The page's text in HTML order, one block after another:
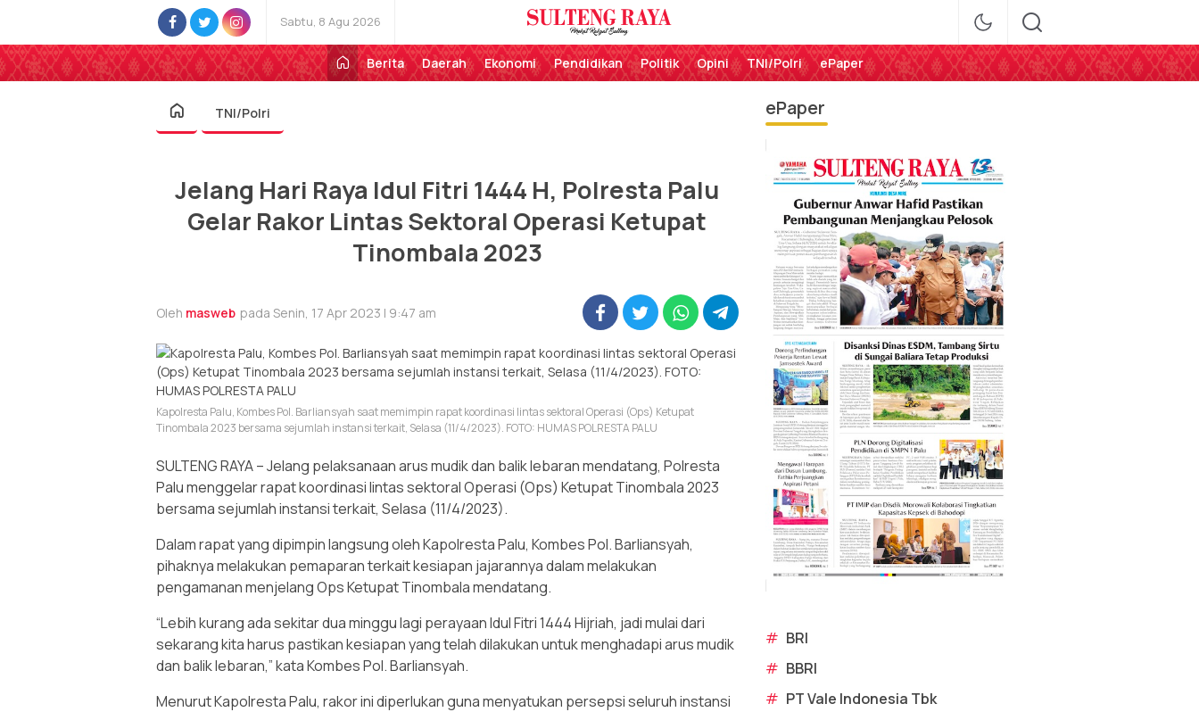
Sabtu, 8 Agu 2026
Sulteng Raya
Perekat Rakyat Sulteng
Berita
Daerah Ekonomi Pendidikan Politik Opini TNI/Polri ePaper
TNI/Polri
Jelang Hari Raya Idul Fitri 1444 H, Polresta Palu
Gelar Rakor Lintas Sektoral Operasi Ketupat
Tinombala 2023
Oleh masweb pada Senin, 17 Apr 2023 | 9:47 am
Kapolresta Palu, Kombes Pol. Barliansyah saat memimpin rapat koordinasi lintas sektoral Operasi (Ops) Ketupat
Tinombala 2023 bersama sejumlah instansi terkait, Selasa (11/4/2023). FOTO: HUMAS POLRESTA PALU
SULTENG RAYA – Jelang pelaksanaan arus mudik dan balik lebaran mendatang, Polresta
Palu menggelar rapat koordinasi lintas sektoral Operasi (Ops) Ketupat Tinombala 2023
bersama sejumlah instansi terkait, Selasa (11/4/2023).
Dalam rapat yang dipimpin langsung oleh Kapolresta Palu, Kombes Pol. Barliansyah,
pihaknya melakukan pemaparan terkait kesiapan jajarannya dalam melakukan
pengamanan menjelang Ops Ketupat Tinombala mendatang.
“Lebih kurang ada sekitar dua minggu lagi perayaan Idul Fitri 1444 Hijriah, jadi mulai dari
sekarang kita harus pastikan kesiapan yang telah dilakukan untuk menghadapi arus mudik
dan balik lebaran,” kata Kombes Pol. Barliansyah.
Menurut Kapolresta Palu, rakor ini diperlukan guna menyatukan persepsi seluruh instansi
ePaper
# BRI
# BBRI
# PT Vale Indonesia Tbk